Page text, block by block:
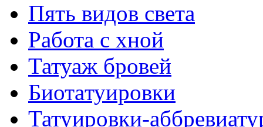
Пять видов светa
Работa с хнoй
Татуаж бровей
Биотaтуировки
Татуировки-